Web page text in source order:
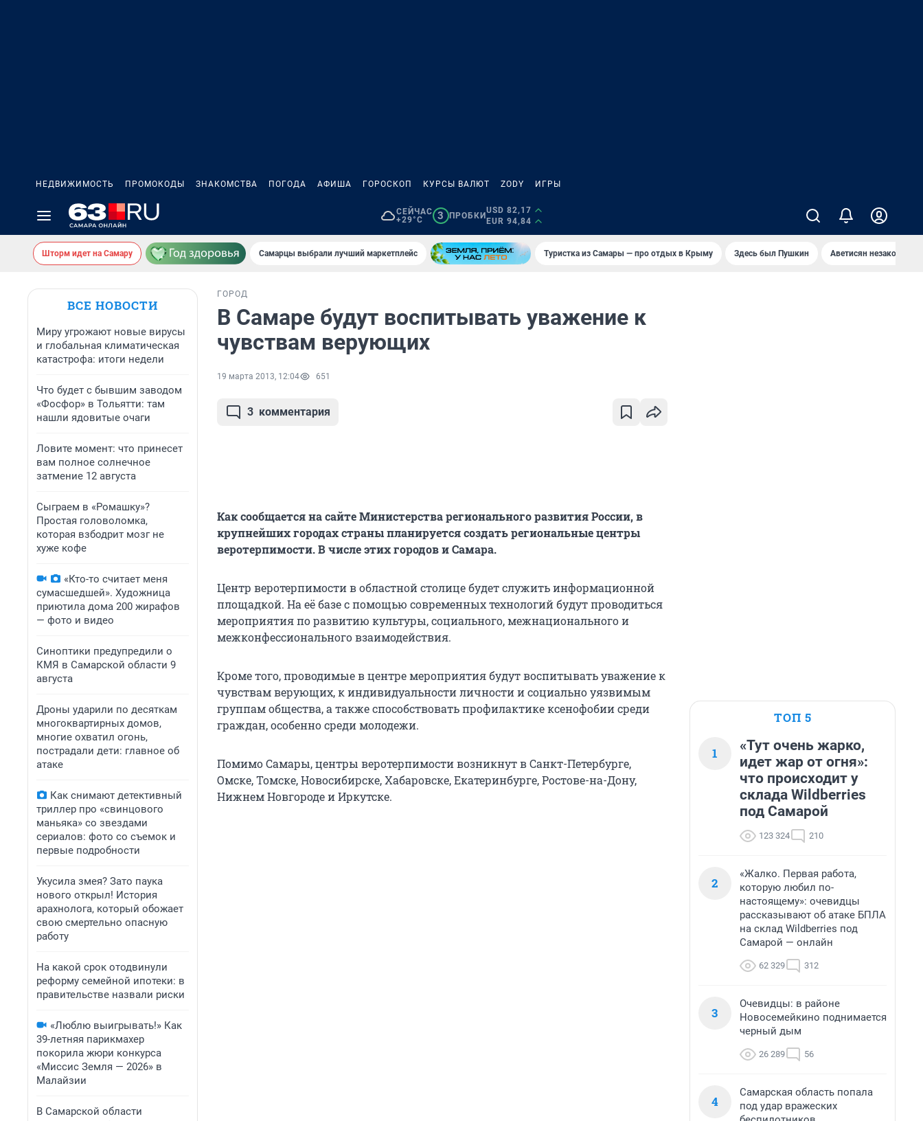
НЕДВИЖИМОСТЬ ПРОМОКОДЫ ЗНАКОМСТВА ПОГОДА АФИША ГОРОСКОП КУРСЫ ВАЛЮТ ZODY ИГРЫ
СЕЙЧАС
+29°C
3 ПРОБКИ
USD 82,17
EUR 94,84
Шторм идет на Самару Самарцы выбрали лучший маркетплейс Туристка из Самары — про отдых в Крыму Здесь был Пушкин Аветисян незаконно
ВСЕ НОВОСТИ
Миру угрожают новые вирусы
и глобальная климатическая
катастрофа: итоги недели
Что будет с бывшим заводом
«Фосфор» в Тольятти: там
нашли ядовитые очаги
Ловите момент: что принесет
вам полное солнечное
затмение 12 августа
Сыграем в «Ромашку»?
Простая головоломка,
которая взбодрит мозг не
хуже кофе
«Кто-то считает меня
сумасшедшей». Художница
приютила дома 200 жирафов
— фото и видео
Синоптики предупредили о
КМЯ в Самарской области 9
августа
Дроны ударили по десяткам
многоквартирных домов,
многие охватил огонь,
пострадали дети: главное об
атаке
Как снимают детективный
триллер про «свинцового
маньяка» со звездами
сериалов: фото со съемок и
первые подробности
Укусила змея? Зато паука
нового открыл! История
арахнолога, который обожает
свою смертельно опасную
работу
На какой срок отодвинули
реформу семейной ипотеки: в
правительстве назвали риски
«Люблю выигрывать!» Как
39-летняя парикмахер
покорила жюри конкурса
«Миссис Земля — 2026» в
Малайзии
В Самарской области
ГОРОД
В Самаре будут воспитывать уважение к
чувствам верующих
19 марта 2013, 12:04 651
3 комментария
Как сообщается на сайте Министерства регионального развития России, в
крупнейших городах страны планируется создать региональные центры
веротерпимости. В числе этих городов и Самара.
Центр веротерпимости в областной столице будет служить информационной
площадкой. На её базе с помощью современных технологий будут проводиться
мероприятия по развитию культуры, социального, межнационального и
межконфессионального взаимодействия.
Кроме того, проводимые в центре мероприятия будут воспитывать уважение к
чувствам верующих, к индивидуальности личности и социально уязвимым
группам общества, а также способствовать профилактике ксенофобии среди
граждан, особенно среди молодежи.
Помимо Самары, центры веротерпимости возникнут в Санкт-Петербурге,
Омске, Томске, Новосибирске, Хабаровске, Екатеринбурге, Ростове-на-Дону,
Нижнем Новгороде и Иркутске.
ТОП 5
1
«Тут очень жарко,
идет жар от огня»:
что происходит у
склада Wildberries
под Самарой
123 324 210
2
«Жалко. Первая работа,
которую любил по-
настоящему»: очевидцы
рассказывают об атаке БПЛА
на склад Wildberries под
Самарой — онлайн
62 329 312
3
Очевидцы: в районе
Новосемейкино поднимается
черный дым
26 289 56
4
Самарская область попала
под удар вражеских